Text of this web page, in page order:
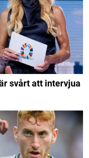
svårt att intervjua